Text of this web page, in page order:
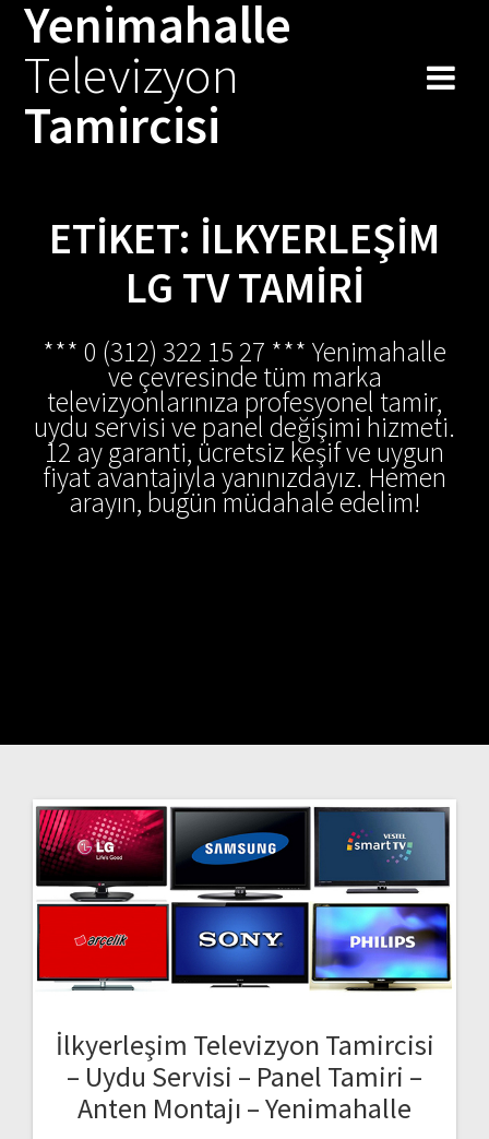
Skip
to
Yenimahalle
Televizyon
Tamircisi
ETIKET: İLKYERLEŞIM
LG TV TAMIRI
*** 0 (312) 322 15 27 *** Yenimahalle
ve çevresinde tüm marka
televizyonlarınıza profesyonel tamir,
uydu servisi ve panel değişimi hizmeti.
12 ay garanti, ücretsiz keşif ve uygun
fiyat avantajıyla yanınızdayız. Hemen
arayın, bugün müdahale edelim!
İlkyerleşim Televizyon Tamircisi
– Uydu Servisi – Panel Tamiri –
Anten Montajı – Yenimahalle